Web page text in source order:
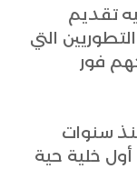
تقديم
التي
فور
سنوات
خلية حية